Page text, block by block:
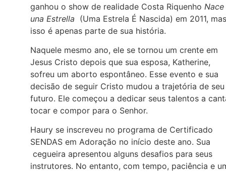
ganhou o show de realidade Costa Riquenho Nace
una Estrella (Uma Estrela É Nascida) em 2011, mas
isso é apenas parte de sua história.
Naquele mesmo ano, ele se tornou um crente em
Jesus Cristo depois que sua esposa, Katherine,
sofreu um aborto espontâneo. Esse evento e sua
decisão de seguir Cristo mudou a trajetória de seu
futuro. Ele começou a dedicar seus talentos a
tocar e compor para o Senhor.
Haury se inscreveu no programa de Certificado
SENDAS em Adoração no início deste ano. Sua
cegueira apresentou alguns desafios para seus
instrutores. No entanto, com tempo, paciência e